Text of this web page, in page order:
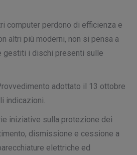
computer perdono di efficienza e
altri più moderni, non si pensa a
gestiti i dischi presenti sulle
adottato il 13 ottobre
indicazioni.
iniziative sulla protezione dei
dismissione e cessione a
elettriche ed